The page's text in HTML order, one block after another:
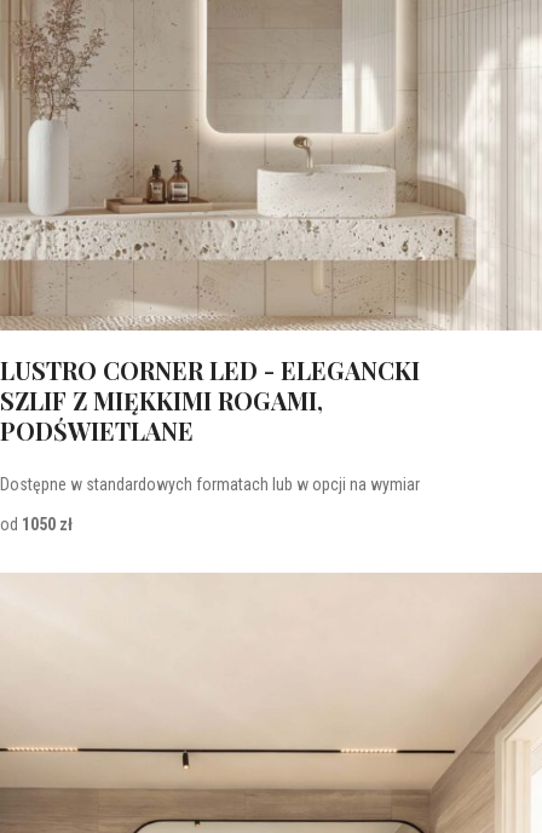
LUSTRO CORNER LED - ELEGANCKI
SZLIF Z MIĘKKIMI ROGAMI,
PODŚWIETLANE
Dostępne w standardowych formatach lub w opcji na wymiar
od 1050 zł